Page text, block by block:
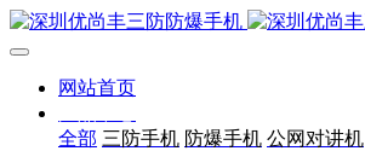
网站首页
全部 三防手机 防爆手机 公网对讲机